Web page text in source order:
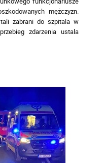
mężczyzn.
zabrani do szpitala w
zdarzenia ustala